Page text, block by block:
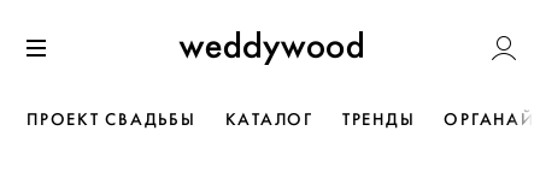
к содержанию
Weddywood
ПРОЕКТ СВАДЬБЫ КАТАЛОГ ТРЕНДЫ